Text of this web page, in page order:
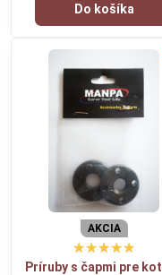
Do košíka
AKCIA
Príruby s čapmi pre